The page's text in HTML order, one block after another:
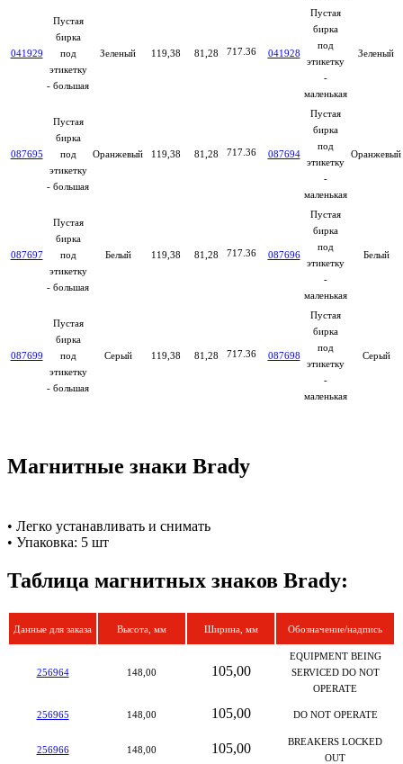
041929
Пустая
бирка
под
этикетку
- большая
Зеленый 119,38 81,28 717.36 041928
Пустая
бирка
под
этикетку
-
маленькая
Зеленый
087695
Пустая
бирка
под
этикетку
- большая
Оранжевый 119,38 81,28 717.36 087694
Пустая
бирка
под
этикетку
-
маленькая
Оранжевый
087697
Пустая
бирка
под
этикетку
- большая
Белый 119,38 81,28 717.36 087696
Пустая
бирка
под
этикетку
-
маленькая
Белый
087699
Пустая
бирка
под
этикетку
- большая
Серый 119,38 81,28 717.36 087698
Пустая
бирка
под
этикетку
-
маленькая
Серый
Магнитные знаки Brady
• Легко устанавливать и снимать
• Упаковка: 5 шт
Таблица магнитных знаков Brady:
Данные для заказа Высота, мм Ширина, мм Обозначение/надпись
256964 148,00 105,00
EQUIPMENT BEING
SERVICED DO NOT
OPERATE
256965 148,00 105,00 DO NOT OPERATE
256966 148,00 105,00
BREAKERS LOCKED
OUT